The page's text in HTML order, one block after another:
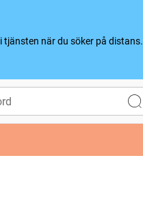
när du söker på distans.